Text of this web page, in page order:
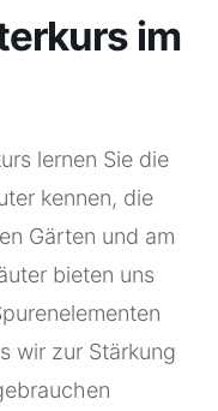
im
lernen Sie die
kennen, die
Gärten und am
bieten uns
wir zur Stärkung